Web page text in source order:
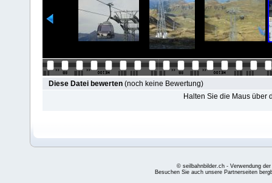
Diese Datei bewerten (noch keine Bewertung)
Halten Sie die Maus über
© seilbahnbilder.ch - Verwendung
Besuchen Sie auch unsere Partnerseiten